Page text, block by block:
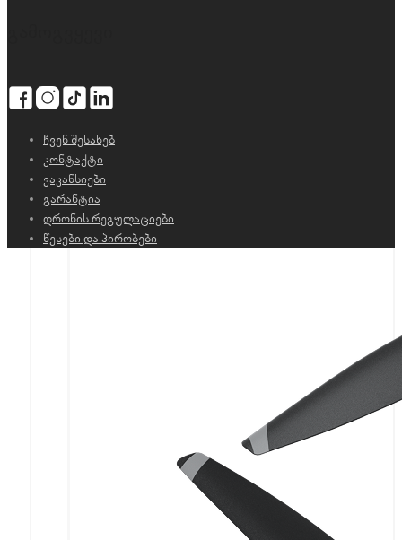
ჩვენ შესახებ
კონტაქტი
ვაკანსიები
გარანტია
დრონის რეგულაციები
წესები და პირობები